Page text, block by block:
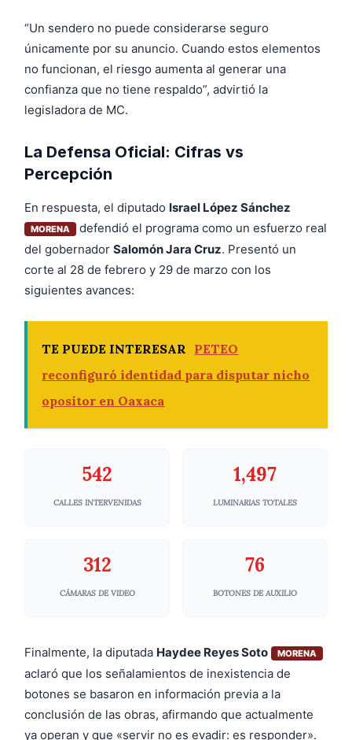
“Un sendero no puede considerarse seguro
únicamente por su anuncio. Cuando estos elementos
no funcionan, el riesgo aumenta al generar una
confianza que no tiene respaldo”, advirtió la
legisladora de MC.
La Defensa Oficial: Cifras vs
Percepción
En respuesta, el diputado Israel López Sánchez
MORENA
defendió el programa como un esfuerzo real
del gobernador Salomón Jara Cruz. Presentó un
corte al 28 de febrero y 29 de marzo con los
siguientes avances:
TE PUEDE INTERESAR PETEO
reconfiguró identidad para disputar nicho
opositor en Oaxaca
542
CALLES INTERVENIDAS
1,497
LUMINARIAS TOTALES
312
CÁMARAS DE VIDEO
76
BOTONES DE AUXILIO
Finalmente, la diputada Haydee Reyes Soto MORENA
aclaró que los señalamientos de inexistencia de
botones se basaron en información previa a la
conclusión de las obras, afirmando que actualmente
ya operan y que «servir no es evadir: es responder».